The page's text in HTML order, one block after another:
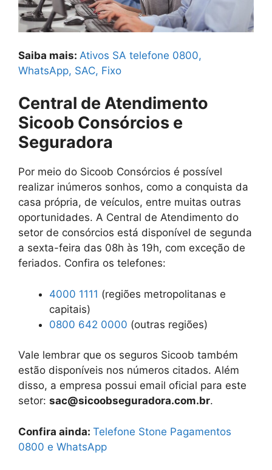
Saiba mais: Ativos SA telefone 0800,
WhatsApp, SAC, Fixo
Central de Atendimento
Sicoob Consórcios e
Seguradora
Por meio do Sicoob Consórcios é possível
realizar inúmeros sonhos, como a conquista da
casa própria, de veículos, entre muitas outras
oportunidades. A Central de Atendimento do
setor de consórcios está disponível de segunda
a sexta-feira das 08h às 19h, com exceção de
feriados. Confira os telefones:
4000 1111 (regiões metropolitanas e
capitais)
0800 642 0000 (outras regiões)
Vale lembrar que os seguros Sicoob também
estão disponíveis nos números citados. Além
disso, a empresa possui email oficial para este
setor: sac@sicoobseguradora.com.br.
Confira ainda: Telefone Stone Pagamentos
0800 e WhatsApp